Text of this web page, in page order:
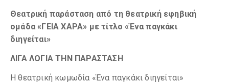
Θεατρική παράσταση από τη θεατρική εφηβική
ομάδα «ΓΕΙΑ ΧΑΡΑ» με τίτλο «Ένα παγκάκι
διηγείται»
ΛΙΓΑ ΛΟΓΙΑ ΤΗΝ ΠΑΡΑΣΤΑΣΗ
Η θεατρική κωμωδία «Ένα παγκάκι διηγείται»